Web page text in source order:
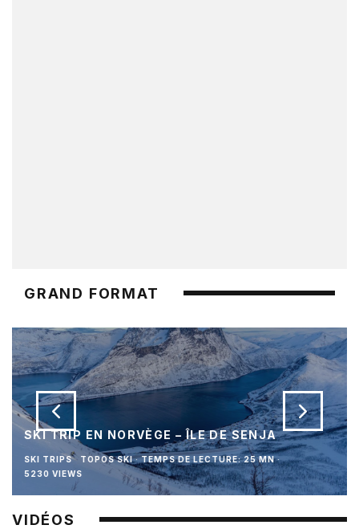
GRAND FORMAT
SKI TRIP EN NORVÈGE – ÎLE DE SENJA
SKI TRIPS TOPOS SKI · TEMPS DE LECTURE: 25 MN ·
5230 VIEWS
VIDÉOS